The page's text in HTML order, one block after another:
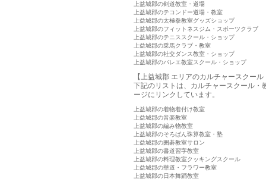
上益城郡の剣道教室・道場
上益城郡のテコンドー道場・教室
上益城郡の太極拳教室グッズショップ
上益城郡のフィットネスジム・スポーツクラブ
上益城郡のテニススクール・ショップ
上益城郡の乗馬クラブ・教室
上益城郡の社交ダンス教室・ショップ
上益城郡のバレエ教室スクール・ショップ
【上益城郡 エリアのカルチャースクー
下記のリストは、カルチャースクール・
ージにリンクしています。
上益城郡の着物着付け教室
上益城郡の音楽教室
上益城郡の編み物教室
上益城郡のそろばん珠算教室・塾
上益城郡の囲碁教室サロン
上益城郡の書道習字教室
上益城郡の料理教室クッキングスクール
上益城郡の華道・フラワー教室
上益城郡の日本舞踊教室